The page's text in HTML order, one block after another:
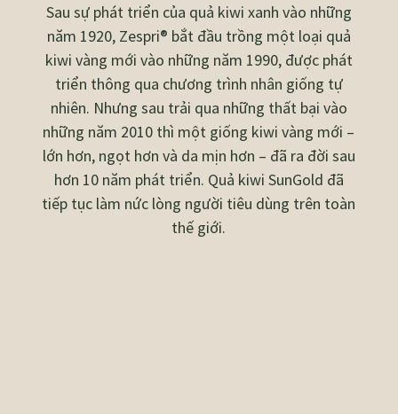
Sau sự phát triển của quả kiwi xanh vào những
năm 1920, Zespri® bắt đầu trồng một loại quả
kiwi vàng mới vào những năm 1990, được phát
triển thông qua chương trình nhân giống tự
nhiên. Nhưng sau trải qua những thất bại vào
những năm 2010 thì một giống kiwi vàng mới –
lớn hơn, ngọt hơn và da mịn hơn – đã ra đời sau
hơn 10 năm phát triển. Quả kiwi SunGold đã
tiếp tục làm nức lòng người tiêu dùng trên toàn
thế giới.